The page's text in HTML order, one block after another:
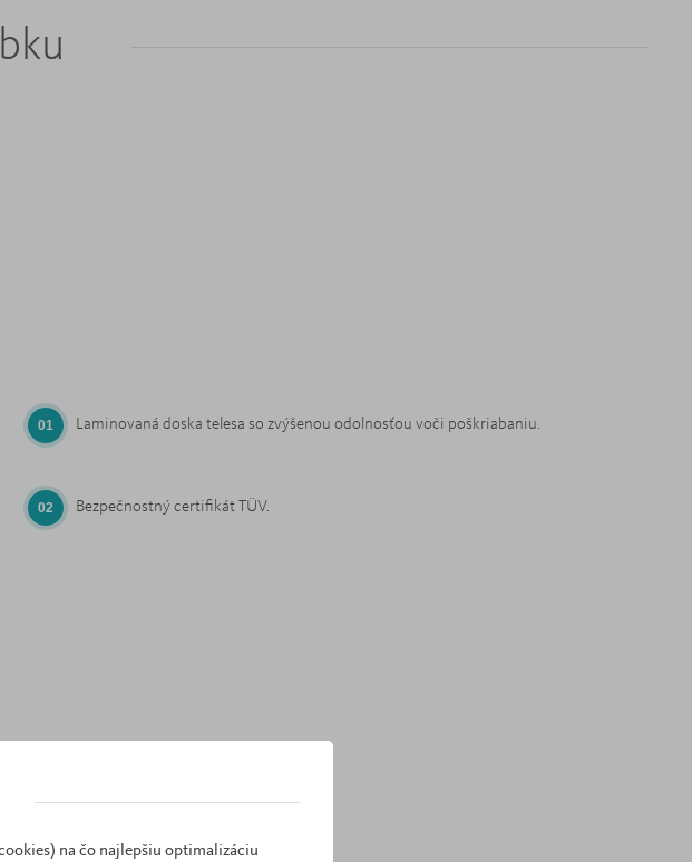
Laminovaná doska telesa so zvýšenou odolnosťou voči poškriabaniu.
Bezpečnostný certifikát TÜV.
na čo najlepšiu optimalizáciu